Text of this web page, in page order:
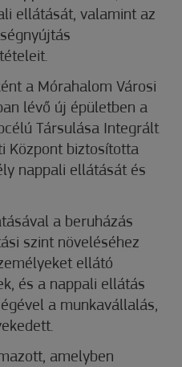
ellátását, valamint az
a Mórahalom Városi
lévő új épületben a
Társulása Integrált
Központ biztosította
nappali ellátását és
a beruházás
szint növeléséhez
ellátó
és a nappali ellátás
a munkavállalás,
amelyben